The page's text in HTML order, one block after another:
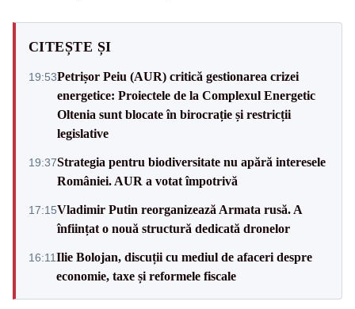
CITEȘTE ȘI
19:53Petrișor Peiu (AUR) critică gestionarea crizei
energetice: Proiectele de la Complexul Energetic
Oltenia sunt blocate în birocrație și restricții
legislative
19:37Strategia pentru biodiversitate nu apără interesele
României. AUR a votat împotrivă
17:15Vladimir Putin reorganizează Armata rusă. A
înființat o nouă structură dedicată dronelor
16:11Ilie Bolojan, discuții cu mediul de afaceri despre
economie, taxe și reformele fiscale